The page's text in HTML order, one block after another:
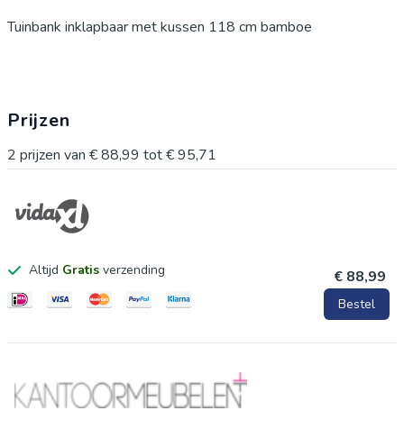
Tuinbank inklapbaar met kussen 118 cm bamboe
Prijzen
2 prijzen van € 88,99 tot€ 95,71
Altijd Gratis verzending € 88,99
Bestel